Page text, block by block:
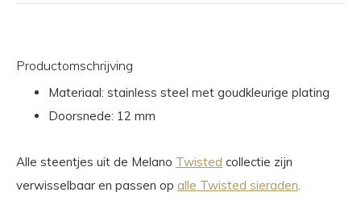
Productomschrijving
Materiaal: stainless steel met goudkleurige plating
Doorsnede: 12 mm
Alle steentjes uit de Melano Twisted collectie zijn
verwisselbaar en passen op alle Twisted sieraden